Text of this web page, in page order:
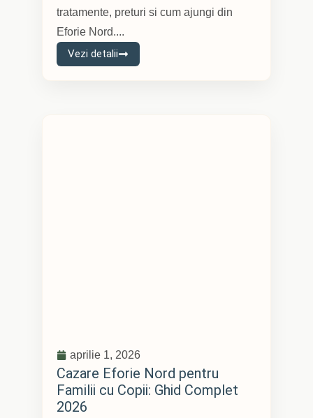
tratamente, preturi si cum ajungi din
Eforie Nord....
Vezi detalii
aprilie 1, 2026
Cazare Eforie Nord pentru
Familii cu Copii: Ghid Complet
2026